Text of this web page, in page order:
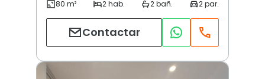
Contactar